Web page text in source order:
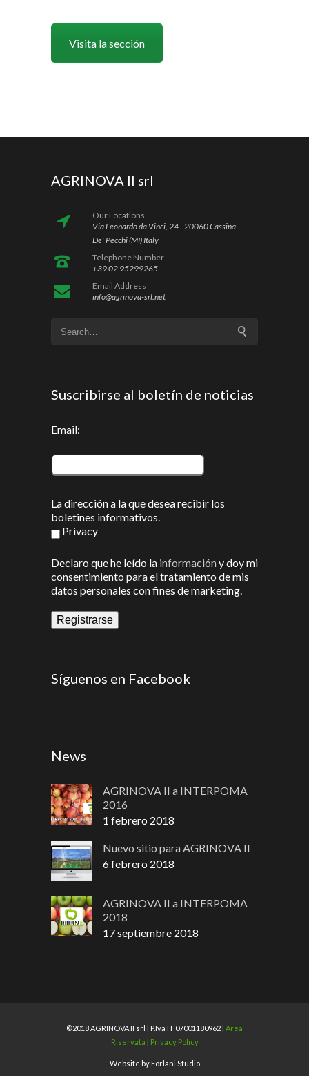
Visita la sección
AGRINOVA II srl
Our Locations
Via Leonardo da Vinci, 24 - 20060 Cassina
De' Pecchi (MI) Italy
Telephone Number
+39 02 95299265
Email Address
info@agrinova-srl.net
Suscribirse al boletín de noticias
Email:
La dirección a la que desea recibir los
boletines informativos.
Privacy
Declaro que he leído la informacióny doy mi
consentimiento para el tratamiento de mis
datos personales con fines de marketing.
Síguenos en Facebook
News
AGRINOVA II a INTERPOMA
2016
1 febrero 2018
Nuevo sitio para AGRINOVA II
6 febrero 2018
AGRINOVA II a INTERPOMA
2018
17 septiembre 2018
©2018 AGRINOVA II srl | P.Iva IT 07001180962 | Area
Riservata | Privacy Policy
Website by Forlani Studio